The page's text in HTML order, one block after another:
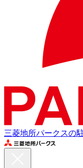
三菱地所パークスの